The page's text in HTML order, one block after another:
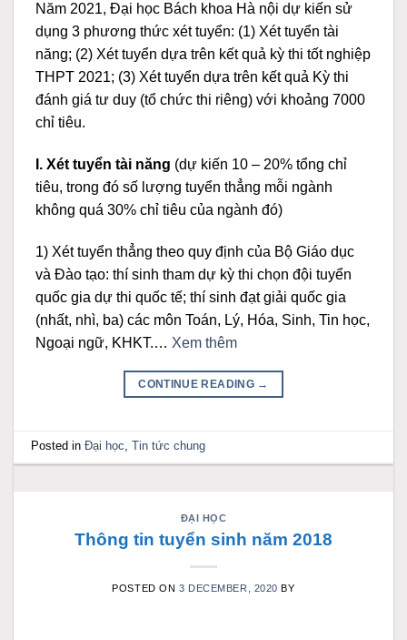
Năm 2021, Đại học Bách khoa Hà nội dự kiến sử
dụng 3 phương thức xét tuyển: (1) Xét tuyển tài
năng; (2) Xét tuyển dựa trên kết quả kỳ thi tốt nghiệp
THPT 2021; (3) Xét tuyển dựa trên kết quả Kỳ thi
đánh giá tư duy (tổ chức thi riêng) với khoảng 7000
chỉ tiêu.
I. Xét tuyển tài năng (dự kiến 10 – 20% tổng chỉ
tiêu, trong đó số lượng tuyển thẳng mỗi ngành
không quá 30% chỉ tiêu của ngành đó)
1) Xét tuyển thẳng theo quy định của Bộ Giáo dục
và Đào tạo: thí sinh tham dự kỳ thi chọn đội tuyển
quốc gia dự thi quốc tế; thí sinh đạt giải quốc gia
(nhất, nhì, ba) các môn Toán, Lý, Hóa, Sinh, Tin học,
Ngoại ngữ, KHKT.… Xem thêm
CONTINUE READING →
Posted inĐại học,Tin tức chung
ĐẠI HỌC
Thông tin tuyển sinh năm 2018
POSTED ON 3 DECEMBER, 2020 BY